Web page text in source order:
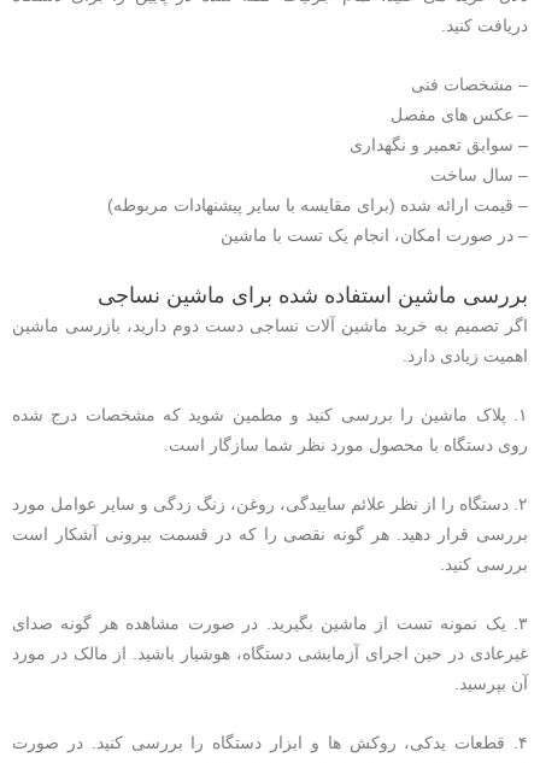
دریافت کنید.
– مشخصات فنی
– عکس های مفصل
– سوابق تعمیر و نگهداری
– سال ساخت
– قیمت ارائه شده (برای مقایسه با سایر پیشنهادات مربوطه)
– در صورت امکان، انجام یک تست با ماشین
بررسی ماشین استفاده شده برای ماشین نساجی
اگر تصمیم به خرید ماشین آلات نساجی دست دوم دارید، بازرسی ماشین
اهمیت زیادی دارد.
۱. پلاک ماشین را بررسی کنید و مطمین شوید که مشخصات درج شده
روی دستگاه با محصول مورد نظر شما سازگار است.
۲. دستگاه را از نظر علائم ساییدگی، روغن، زنگ زدگی و سایر عوامل مورد
بررسی قرار دهید. هر گونه نقصی را که در قسمت بیرونی آشکار است
بررسی کنید.
۳. یک نمونه تست از ماشین بگیرید. در صورت مشاهده هر گونه صدای
غیرعادی در حین اجرای آزمایشی دستگاه، هوشیار باشید. از مالک در مورد
آن بپرسید.
۴. قطعات یدکی، روکش ها و ابزار دستگاه را بررسی کنید. در صورت